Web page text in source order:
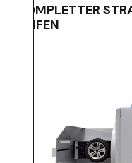
KOMPLETTER
REIFEN